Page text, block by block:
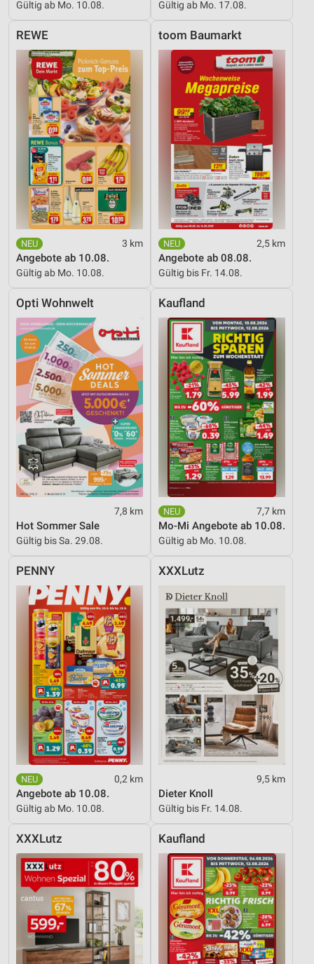
Gültig ab Mo. 10.08. Gültig ab Mo. 17.08.
REWE
3 km
Angebote ab 10.08.
Gültig ab Mo. 10.08.
toom Baumarkt
2,5 km
Angebote ab 08.08.
Gültig bis Fr. 14.08.
Opti Wohnwelt
7,8 km
Hot Sommer Sale
Gültig bis Sa. 29.08.
Kaufland
7,7 km
Mo-Mi Angebote ab 10.08.
Gültig ab Mo. 10.08.
PENNY
0,2 km
Angebote ab 10.08.
Gültig ab Mo. 10.08.
XXXLutz
9,5 km
Dieter Knoll
Gültig bis Fr. 14.08.
XXXLutz Kaufland